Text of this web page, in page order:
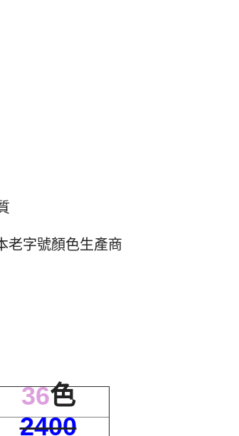
老字號顏色生產商
36色
2400